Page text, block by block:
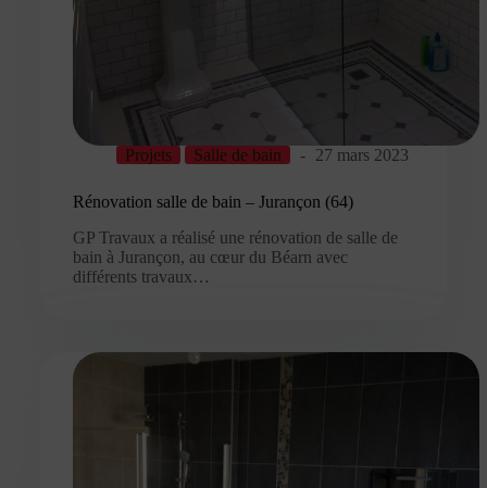
Projets Salle de bain 27 mars 2023
Rénovation salle de bain – Jurançon (64)
GP Travaux a réalisé une rénovation de salle de
bain à Jurançon, au cœur du Béarn avec
différents travaux…